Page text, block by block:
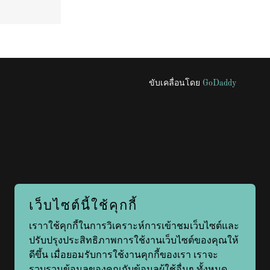
ขับเคลื่อนโดย GoDaddy
เว็บไซต์นี้ใช้คุกกี้
เราาใช้คุกกี้ในการวิเคราะห์การเข้าชมเว็บไซต์และ
ปรับปรุงประสิทธิภาพการใช้งานเว็บไซต์ของคุณให้
ดีขึ้น เมื่อยอมรับการใช้งานคุกกี้ของเรา เราจะ